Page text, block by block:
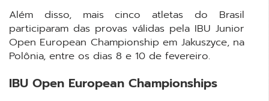
Além disso, mais cinco atletas do Brasil
participaram das provas válidas pela IBU Junior
Open European Championship em Jakuszyce, na
Polônia, entre os dias 8 e 10 de fevereiro.
IBU Open European Championships